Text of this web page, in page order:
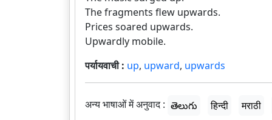
The fragments flew upwards.
Prices soared upwards.
Upwardly mobile.
पर्यायवाची : up, upward, upwards
अन्य भाषाओं में अनुवाद : తెలుగు हिन्दी मराठी